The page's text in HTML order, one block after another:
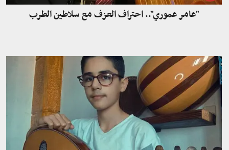
"عامر عموري".. احتراف العزف مع سلاطين الطرب